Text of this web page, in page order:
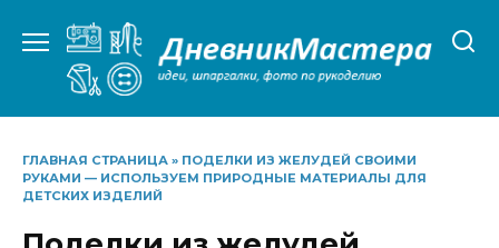
содержанию
ГЛАВНАЯ СТРАНИЦА » ПОДЕЛКИ ИЗ ЖЕЛУДЕЙ СВОИМИ
РУКАМИ — ИСПОЛЬЗУЕМ ПРИРОДНЫЕ МАТЕРИАЛЫ ДЛЯ
ДЕТСКИХ ИЗДЕЛИЙ